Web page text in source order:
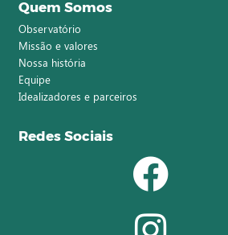
Quem Somos
Observatório
Missão e valores
Nossa história
Equipe
Idealizadores e parceiros
Redes Sociais